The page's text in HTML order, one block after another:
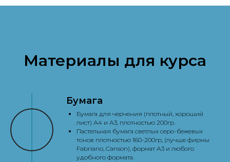
Материалы для курса
Бумага
Бумага для черчения (плотный, хороший
лист) А4 и А3, плотностью 200гр.
Пастельная бумага светлых серо-бежевых
тонов плотностью 160-200гр, (лучше фирмы
Fabriano, Canson), формат А3 и любого
удобного формата.